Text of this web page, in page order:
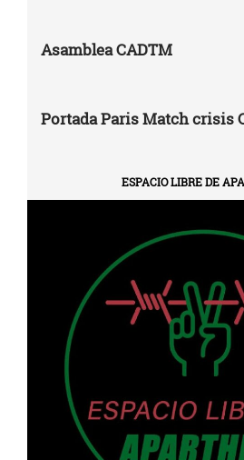
Asamblea CADTM
Portada Paris Match crisis
ESPACIO LIBRE DE